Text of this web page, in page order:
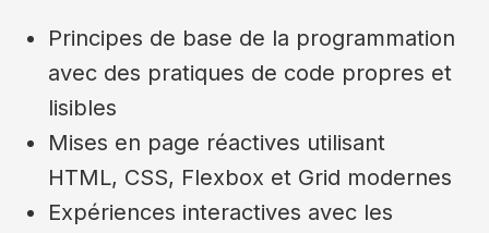
Principes de base de la programmation
avec des pratiques de code propres et
lisibles
Mises en page réactives utilisant
HTML, CSS, Flexbox et Grid modernes
Expériences interactives avec les